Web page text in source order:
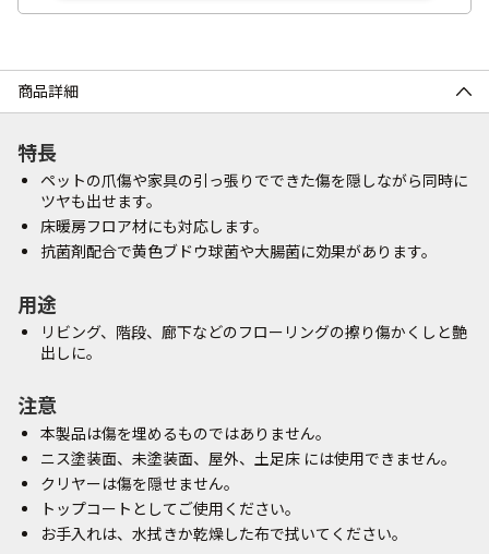
商品詳細
特長
ペットの爪傷や家具の引っ張りでできた傷を隠しながら同時に
ツヤも出せます。
床暖房フロア材にも対応します。
抗菌剤配合で黄色ブドウ球菌や大腸菌に効果があります。
用途
リビング、階段、廊下などのフローリングの擦り傷かくしと艶
出しに。
注意
本製品は傷を埋めるものではありません。
ニス塗装面、未塗装面、屋外、土足床 には使用できません。
クリヤーは傷を隠せません。
トップコートとしてご使用ください。
お手入れは、水拭きか乾燥した布で拭いてください。